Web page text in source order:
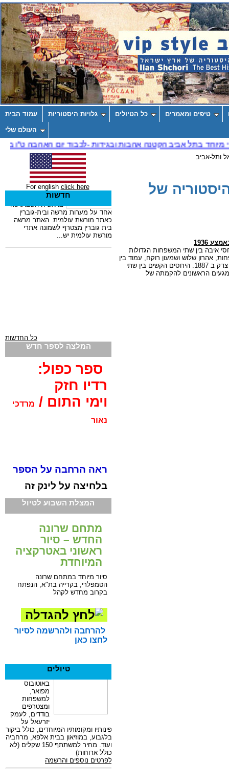
עמוד הבית גלויות היסטוריות כל הטיולים טיפים ומאמרים
העולם שלי
ותל-אביב
של
1936
שוררים יחסי איבה בין שתי המשפחות הגדולות
אהרון שלוש ושמעון רוקח, עמוד בין
היתר מאחורי הקמתה של שכונת נווה צדק ב 1887. היחסים הקשים בין שתי
הראשונים להקמתה של
For english click here
חדשות
כל החדשות
המלצה לספר חדש
ספר כפול:
רדיו חזק
וימי התום / מרדכי
נאור
ראה הרחבה על הספר
בלחיצה על לינק זה
המצלת השבוע לטיול
מתחם שרונה
החדש – סיור
ראשוני באטרקציה
המיוחדת
סיור מיוחד במתחם שרונה
הטמפלרי, בקרייה בת"א, הנפתח
בקרוב מחדש לקהל
להרחבה ולהרשמה לסיור
לחצו כאן
טיולים